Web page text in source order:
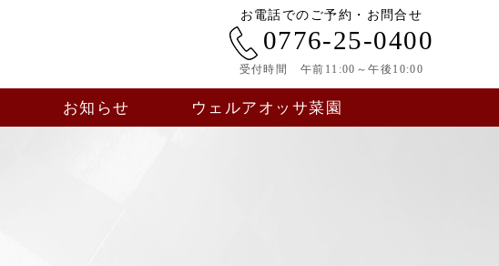
お電話でのご予約・お問合せ
0776-25-0400
受付時間 午前11:00～午後10:00
お知らせ ウェルアオッサ菜園